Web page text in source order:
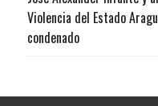
Violencia del Estado
condenado